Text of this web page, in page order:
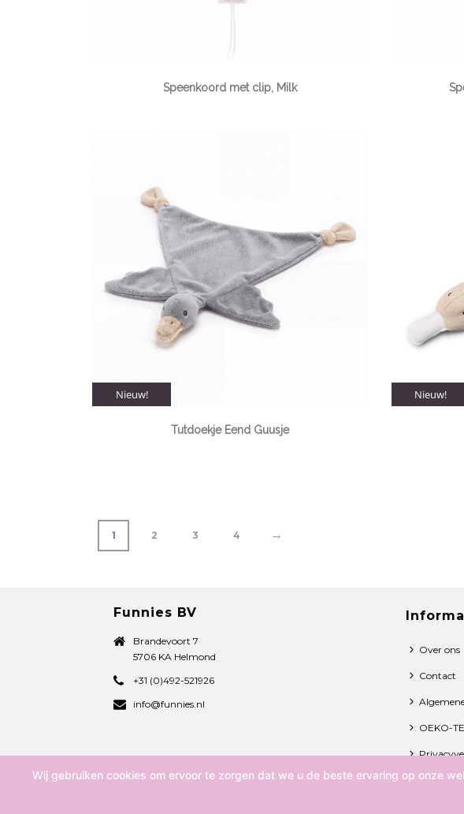
Speenkoord met clip, Milk
Nieuw!
Tutdoekje Eend Guusje
Nieuw!
1 2 3 4 →
Funnies BV
Brandevoort 7
5706 KA Helmond
+31 (0)492-521926
info@funnies.nl
Over ons
Contact
OEKO-
Wij gebruiken cookies om ervoor te zorgen dat we u de beste ervaring op onze